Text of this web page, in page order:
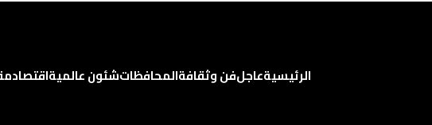
الرئيسيةعاجلفن وثقافةالمحافظاتشئون عالميةاقتصاد